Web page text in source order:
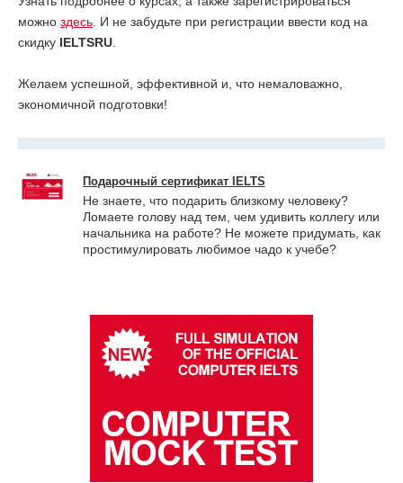
можно здесь . И не забудьте при регистрации ввести код на
скидку IELTSRU
Желаем успешной, эффективной и, что немаловажно,
экономичной подготовки!
Подарочный сертификат IELTS
Не знаете, что подарить близкому человеку?
Ломаете голову над тем, чем удивить коллегу или
начальника на работе? Не можете придумать, как
простимулировать любимое чадо к учебе?